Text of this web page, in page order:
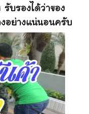
บรองได้ว่าของ
อย่างแน่นอนครับ